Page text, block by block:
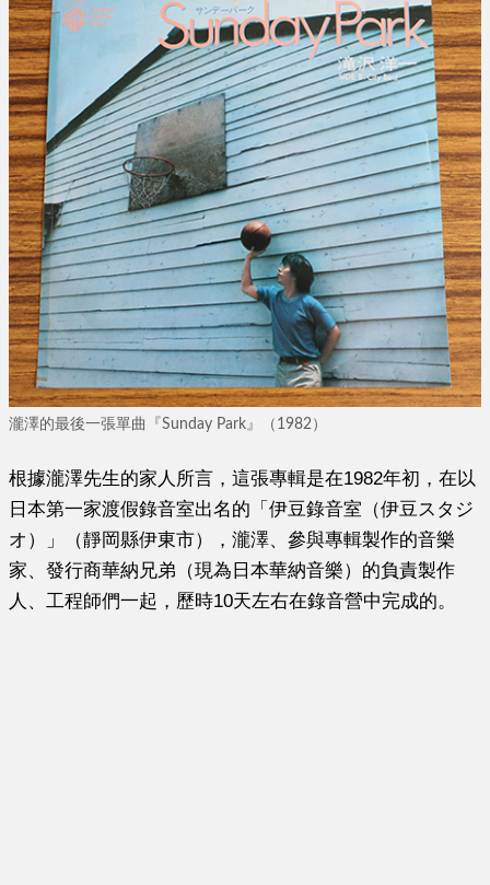
瀧澤的最後一張單曲『Sunday Park』（1982）
根據瀧澤先生的家人所言，這張專輯是在1982年初，在以
日本第一家渡假錄音室出名的「伊豆錄音室（伊豆スタジ
オ）」（靜岡縣伊東市），瀧澤、參與專輯製作的音樂
家、發行商華納兄弟（現為日本華納音樂）的負責製作
人、工程師們一起，歷時10天左右在錄音營中完成的。